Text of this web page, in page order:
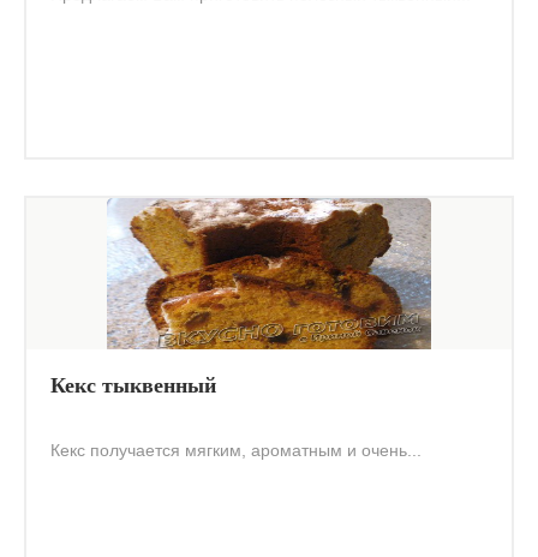
Кекс тыквенный
Кекс получается мягким, ароматным и очень...